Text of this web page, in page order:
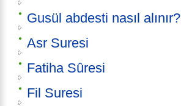
Gusül abdesti nasıl alınır?
Asr Suresi
Fatiha Sûresi
Fil Suresi